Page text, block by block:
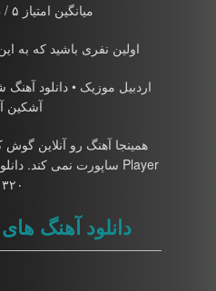
میانگین امتیاز ۵ / ۵٫ تعداد آرا ۱
اولین نفری باشید که به
اردبیل موزیک • دانلود
آشکین
همینجا آهنگ رو آنلاین گوش
Player ساپورت نمی کند. دانلود آهنگ با
۳۲۰
دانلود آهنگ